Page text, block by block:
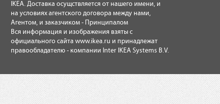
IKEA. Доставка осущствляется от нашего имени, и
на условиях агентского договора между нами,
Агентом, и заказчиком - Принципалом
Вся информация и изображения взяты с
официального сайта www.ikea.ru и принадлежат
правообладателю - компании Inter IKEA Systems B.V.